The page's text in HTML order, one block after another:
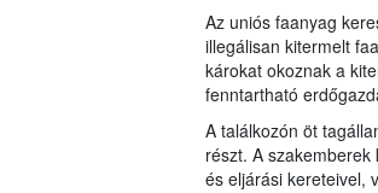
Az uniós faanyag
illegálisan kitermelt
károkat okoznak a
fenntartható
A találkozón öt
részt. A
és eljárási kereteivel,